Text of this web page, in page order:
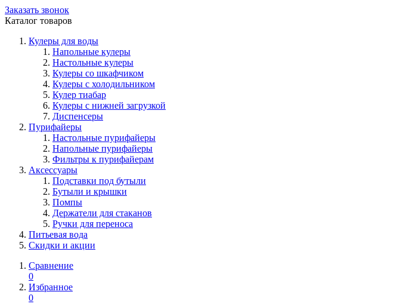
Заказать звонок
Каталог товаров
Кулеры для воды
Напольные кулеры
Настольные кулеры
Кулеры со шкафчиком
Кулеры с холодильником
Кулер тиабар
Кулеры с нижней загрузкой
Диспенсеры
Пурифайеры
Настольные пурифайеры
Напольные пурифайеры
Фильтры к пурифайерам
Аксессуары
Подставки под бутыли
Бутыли и крышки
Помпы
Держатели для стаканов
Ручки для переноса
Питьевая вода
Скидки и акции
Сравнение
0
Избранное
0